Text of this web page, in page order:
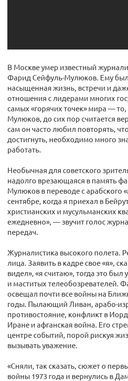
В Москве умер известный
Фарид Сейфуль-Мулюков. Ему
насыщенная жизнь, встречи и
отношения с лидерами многих
самых «горячих точек» мира —
Мулюков, до сих пор считается
сам он часто любил повторять,
достигнуть, необходимо много
работать.
Необычная для советского
надолго врезающаяся в память
Мулюков в переводе с арабского
сентябре, когда я приехал в
христианских и мусульманских
ежедневно», — звучит голос
передач.
Журналистика высокого полета.
лица. Заявить в кадре свое «я»,
видел», «я считаю», тогда это
и маститых телеобозревателей.
освещал почти все войны на
годы. Пылающий Ливан, арабо-
противостояние, конфликт в
Иране и афганская война. Его
центре событий, порой рискуя
вызывать уважение.
«Сняли, так сказать, сюжет о
войны 1973 года и вернулись в